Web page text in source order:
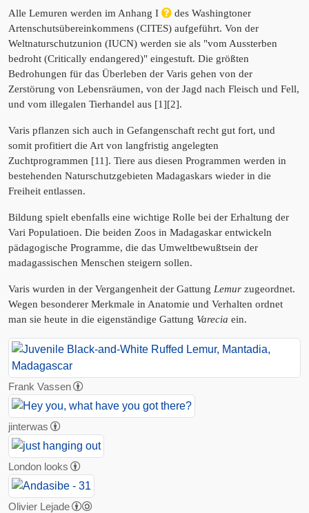
Alle Lemuren werden im Anhang I
des Washingtoner
Artenschutsübereinkommens (CITES) aufgeführt. Von der
Weltnaturschutzunion (IUCN) werden sie als "vom Aussterben
bedroht (Critically endangered)" eingestuft. Die größten
Bedrohungen für das Überleben der Varis gehen von der
Zerstörung von Lebensräumen, von der Jagd nach Fleisch und Fell,
und vom illegalen Tierhandel aus [1][2].
Varis pflanzen sich auch in Gefangenschaft recht gut fort, und
somit profitiert die Art von langfristig angelegten
Zuchtprogrammen [11]. Tiere aus diesen Programmen werden in
bestehenden Naturschutzgebieten Madagaskars wieder in die
Freiheit entlassen.
Bildung spielt ebenfalls eine wichtige Rolle bei der Erhaltung der
Vari Populatioen. Die beiden Zoos in Madagaskar entwickeln
pädagogische Programme, die das Umweltbewußtsein der
madagassischen Menschen steigern sollen.
Varis wurden in der Vergangenheit der Gattung Lemur zugeordnet.
Wegen besonderer Merkmale in Anatomie und Verhalten ordnet
man sie heute in die eigenständige Gattung Varecia ein.
Frank Vassen
jinterwas
London looks
Olivier Lejade